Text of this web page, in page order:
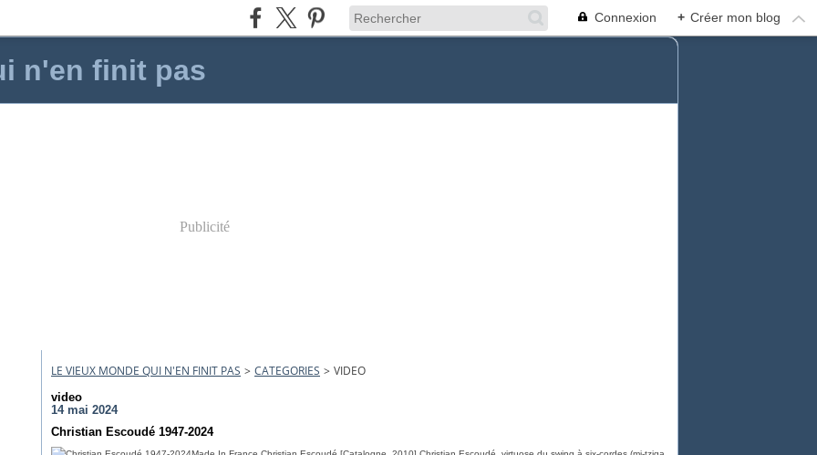
Connexion + Créer mon blog
n'en finit pas
Publicité
LE VIEUX MONDE QUI N'EN FINIT PAS > CATEGORIES > VIDEO
video
14 mai 2024
Christian Escoudé 1947-2024